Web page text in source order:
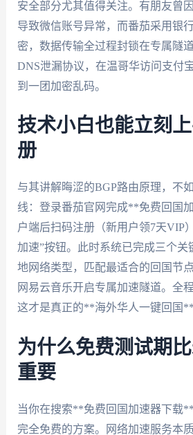
安全部分尤其值得关注。有朋友曾
导致微信账号异常，而番茄采用银
密，数据传输全过程封锁在专属隧
DNS泄漏协议，在温哥华访问支付
到一团加密乱码。
技术小白也能立刻
册
与其讲解晦涩的BGP路由原理，不
线：登录番茄官网完成**免费回国
户端后扫码注册（新用户领7天VIP
加速”按钮。此时系统已完成三个关
地网络类型，匹配最适合的回国节
网易云音乐开启专属加速隧道。全
这才是真正的**海外华人一键回国**
为什么免费测试期
重要
当你在搜索**免费回国加速器下载
完全免费的方案。网络加速服务本